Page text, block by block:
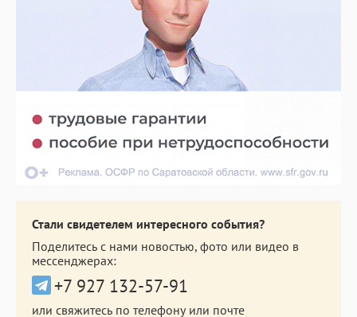
Стали свидетелем интересного события?
Поделитесь с нами новостью, фото или видео в
мессенджерах:
+7 927 132-57-91
или свяжитесь по телефону или почте